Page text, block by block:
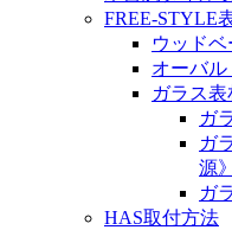
FREE-STYLE
ウッド
オーバ
ガラス表
ガ
ガ
源》
ガ
HAS取付方法